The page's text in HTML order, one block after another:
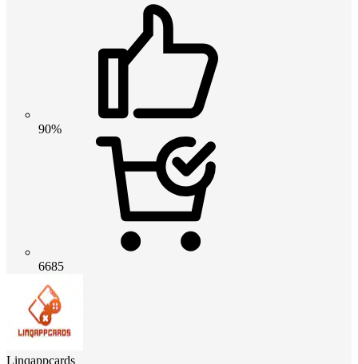
90%
6685
Linqappcards